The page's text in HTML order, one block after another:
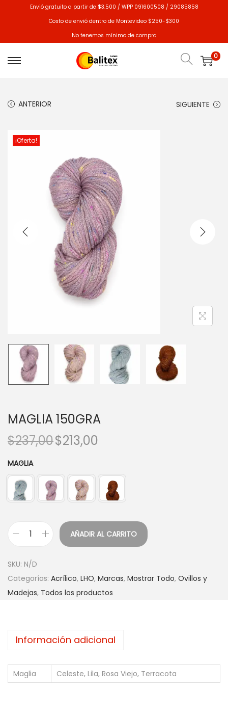
Envió gratuito a partir de $3.500 / WPP 091600508 / 29085858
Costo de envió dentro de Montevideo $250-$300
No tenemos mínimo de compra
0
ANTERIOR SIGUIENTE
¡Oferta!
MAGLIA 150GRA
$237,00$213,00
MAGLIA
AÑADIR AL CARRITO
SKU: N/D
Categorías: Acrílico, LHO, Marcas, Mostrar Todo, Ovillos y
Madejas, Todos los productos
Información adicional
Maglia Celeste, Lila, Rosa Viejo, Terracota